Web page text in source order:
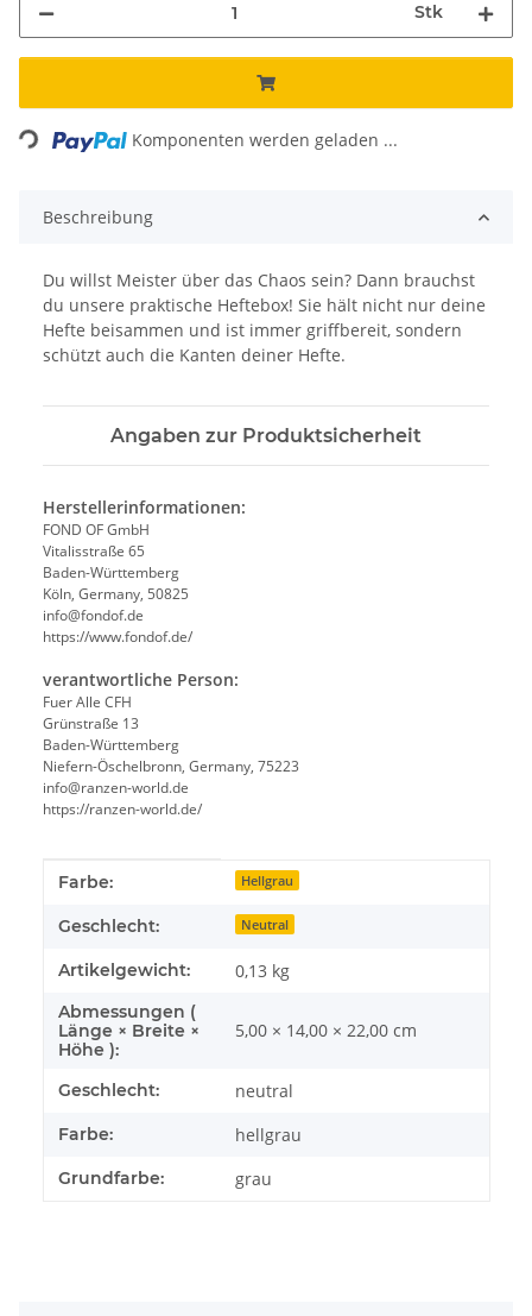
Stk
Komponenten werden geladen ...
Beschreibung
Du willst Meister über das Chaos sein? Dann brauchst
du unsere praktische Heftebox! Sie hält nicht nur deine
Hefte beisammen und ist immer griffbereit, sondern
schützt auch die Kanten deiner Hefte.
Angaben zur Produktsicherheit
Herstellerinformationen:
FOND OF GmbH
Vitalisstraße 65
Baden-Württemberg
Köln, Germany, 50825
info@fondof.de
https://www.fondof.de/
verantwortliche Person:
Fuer Alle CFH
Grünstraße 13
Baden-Württemberg
Niefern-Öschelbronn, Germany, 75223
info@ranzen-world.de
https://ranzen-world.de/
Produkteigenschaft
Wert
Farbe: Hellgrau
Geschlecht: Neutral
Artikelgewicht: 0,13 kg
Abmessungen (
Länge × Breite ×
Höhe ):
5,00 × 14,00 × 22,00 cm
Geschlecht: neutral
Farbe: hellgrau
Grundfarbe: grau